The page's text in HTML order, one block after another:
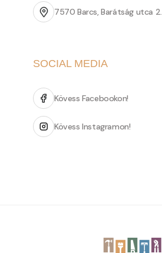
7570 Barcs, Barátság utca 2.
SOCIAL MEDIA
Kövess Facebookon!
Kövess Instagramon!